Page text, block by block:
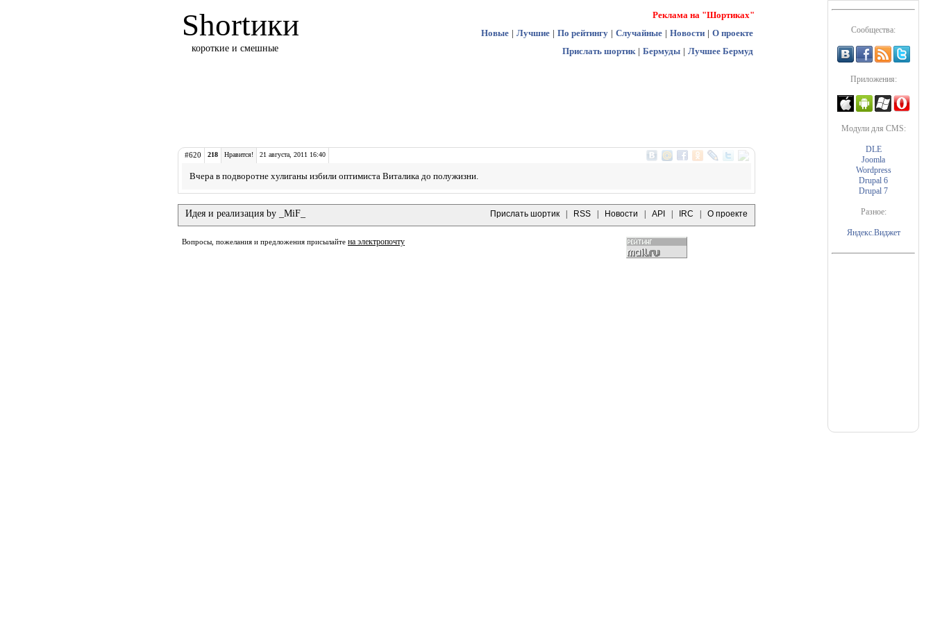
Сообщества:
Приложения:
Модули для CMS:
DLE
Joomla
Wordpress
Drupal 6
Drupal 7
Разное:
Яндекс.Виджет
Shortики
Реклама на "Шортиках"
Новые | Лучшие | По рейтингу | Случайные | Новости | О проекте
Прислать шортик | Бермуды | Лучшее Бермуд
короткие и смешные
#620 218 Нравится! 21 августа, 2011 16:40
Вчера в подворотне хулиганы избили оптимиста Виталика до полужизни.
Идея и реализация by _MiF_ Прислать шортик RSS Новости API IRC О проекте
Вопросы, пожелания и предложения присылайте на электропочту